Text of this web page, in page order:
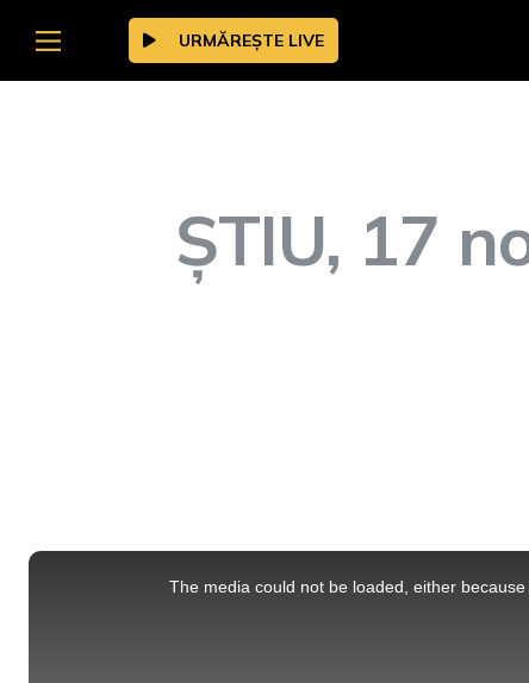
URMĂREȘTE LIVE
ȘTIU, 17
This
The media could not be loaded, either